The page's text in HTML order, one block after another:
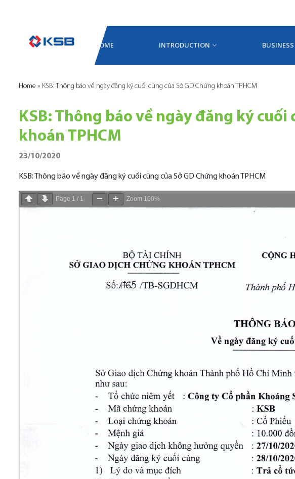
HOME INTRODUCTION
Home » KSB: Thông báo về ngày đăng ký cuối cùng của Sở GD Chứng khoán TPHCM
KSB: Thông báo về ngày đăng ký cuối
khoán TPHCM
23/10/2020
KSB: Thông báo về ngày đăng ký cuối cùng của Sở GD Chứng khoán TPHCM
Page 1 / 1 Zoom 100%